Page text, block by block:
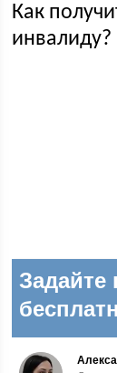
Как
инвалиду?